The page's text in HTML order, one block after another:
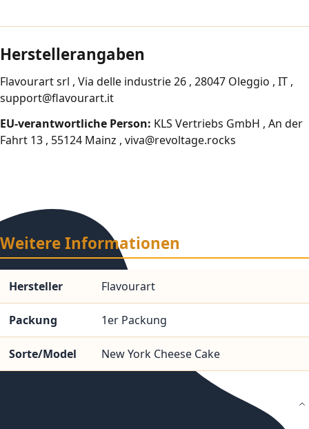
Herstellerangaben
Flavourart srl , Via delle industrie 26 , 28047 Oleggio , IT ,
support@flavourart.it
EU-verantwortliche Person: KLS Vertriebs GmbH , An der
Fahrt 13 , 55124 Mainz , viva@revoltage.rocks
Weitere Informationen
Hersteller Flavourart
Packung 1er Packung
Sorte/Model New York Cheese Cake